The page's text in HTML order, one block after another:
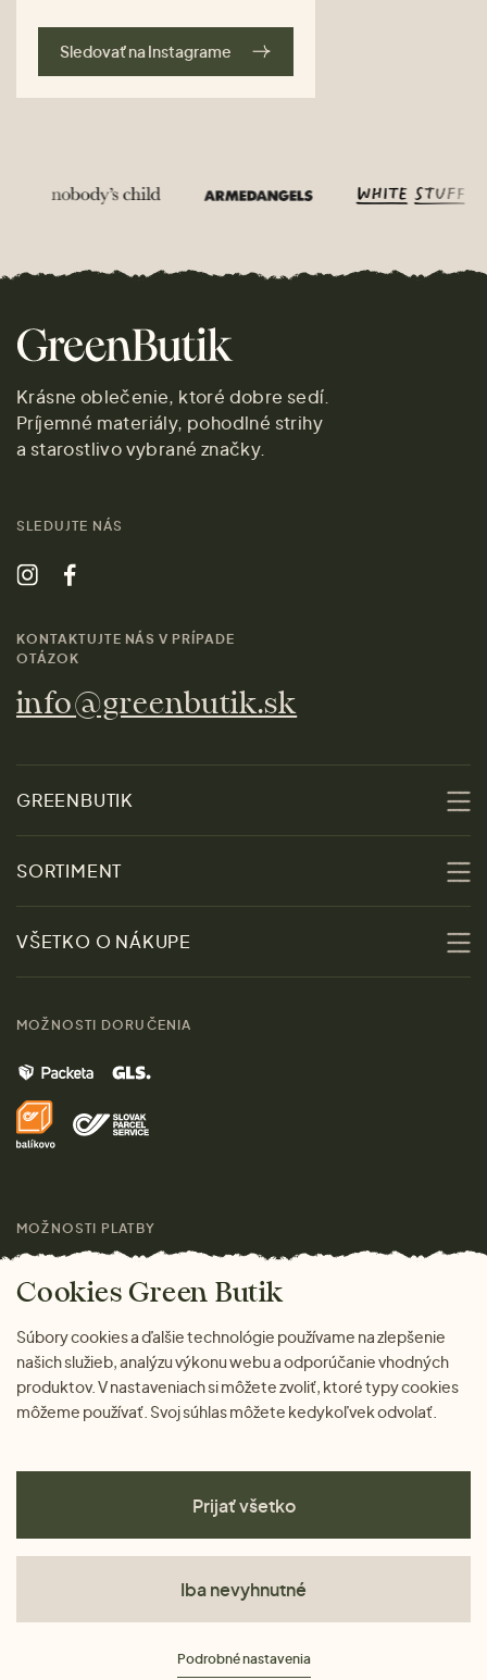
Sledovať na Instagrame
Krásne oblečenie, ktoré dobre sedí.
Príjemné materiály, pohodlné strihy
a starostlivo vybrané značky.
SLEDUJTE NÁS
KONTAKTUJTE NÁS V PRÍPADE
OTÁZOK
info@greenbutik.sk
GREENBUTIK
Udržateľnosť
Kontakt
Značky
Pre médiá
SORTIMENT
Zľavy
Ženy
Muži
Domov
Darčeky
VŠETKO O NÁKUPE
Doprava a platba
MOŽNOSTI DORUČENIA
MOŽNOSTI PLATBY
Cookies Green Butik
Súbory cookies a ďalšie technológie používame na zlepšenie
našich služieb, analýzu výkonu webu a odporúčanie vhodných
produktov. V nastaveniach si môžete zvoliť, ktoré typy cookies
môžeme používať. Svoj súhlas môžete kedykoľvek odvolať.
Prijať všetko
Iba nevyhnutné
Podrobné nastavenia